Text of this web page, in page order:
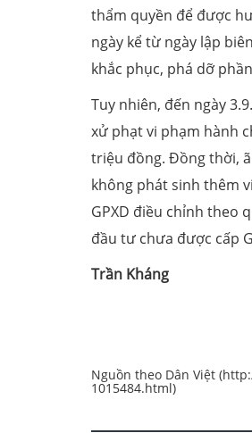
thẩm quyền để được
ngày kể từ ngày lập
khắc phục, phá dỡ
Tuy nhiên, đến ngày
xử phạt vi phạm hành
triệu đồng. Đồng thời,
không phát sinh thêm
GPXD điều chỉnh theo
đầu tư chưa được cấp
Trần Kháng
Nguồn theo Dân Việt
1015484.html)